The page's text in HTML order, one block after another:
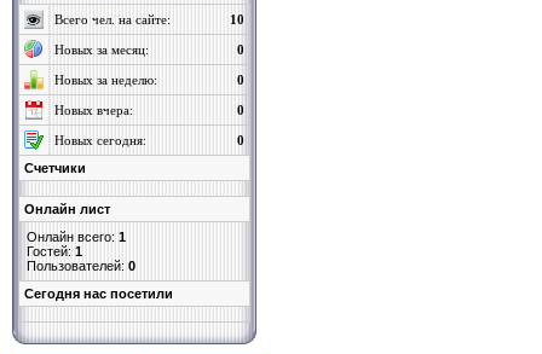
Всего чел. на сайте: 10
Новых за месяц: 0
Новых за неделю: 0
Новых вчера: 0
Новых сегодня:
0
Счетчики
Онлайн лист
Онлайн всего: 1
Гостей: 1
Пользователей: 0
Cегодня нас посетили